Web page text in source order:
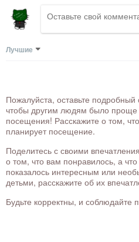
Лучшие
Пожалуйста, оставьте
чтобы другим людям было
посещения! Расскажите о том,
планирует посещение.
Поделитесь с своими
о том, что вам понравилось, а
показалось интересным или
детьми, расскажите об их
Будьте корректны, и соблюдайте